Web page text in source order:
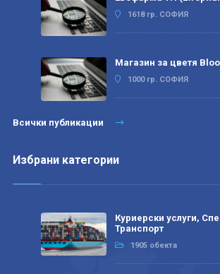
1618 гр. СОФИЯ
Магазин за цветя
1000 гр. СОФИЯ
Всички публикации
Избрани категории
Куриерски услуги,
Транспорт
1905 обекта